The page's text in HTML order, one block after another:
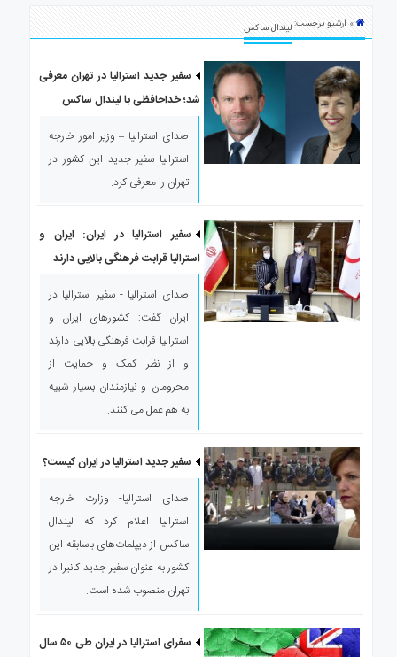
استرالیا
ارتباط
» آرشیو برچسب:لیندال ساکس
سفیر جدید استرالیا در تهران معرفی
شد؛ خداحافظی با لیندال ساکس
صدای استرالیا – وزیر امور خارجه
استرالیا سفیر جدید این کشور در
تهران را معرفی کرد.
سفیر استرالیا در ایران: ایران و
استرالیا قرابت فرهنگی بالایی دارند
صدای استرالیا - سفیر استرالیا در
ایران گفت: کشورهای ایران و
استرالیا قرابت فرهنگی بالایی دارند
و از نظر کمک و حمایت از
محرومان و نیازمندان بسیار شبیه
به هم عمل می کنند.
سفیر جدید استرالیا در ایران کیست؟
صدای استرالیا- وزارت خارجه
استرالیا اعلام کرد که لیندال
ساکس از دیپلمات‌های باسابقه این
کشور به عنوان سفیر جدید کانبرا در
تهران منصوب شده است.
سفرای استرالیا در ایران طی ۵۰ سال